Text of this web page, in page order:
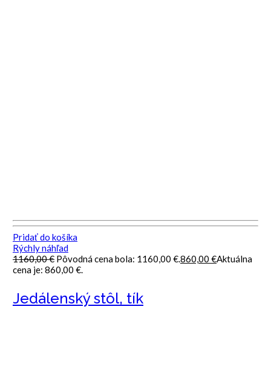
Pridať do košíka
Rýchly náhľad
1160,00€ Pôvodná cena bola: 1160,00 €.860,00 €Aktuálna
cena je: 860,00 €.
Jedálenský stôl, tík